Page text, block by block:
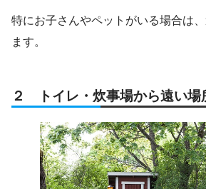
特にお子さんやペットがいる場合は
ます。
２ トイレ・炊事場から遠い場